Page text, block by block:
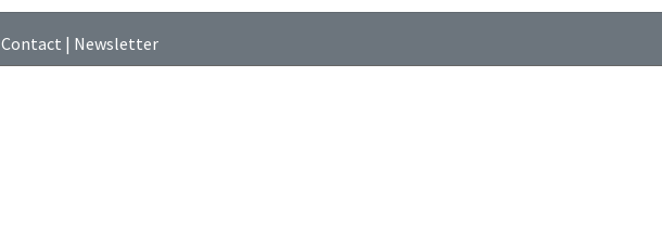
Contact | Newsletter